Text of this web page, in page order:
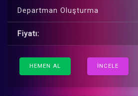
Departman Oluşturma
Fiyatı:
HEMEN AL İNCELE